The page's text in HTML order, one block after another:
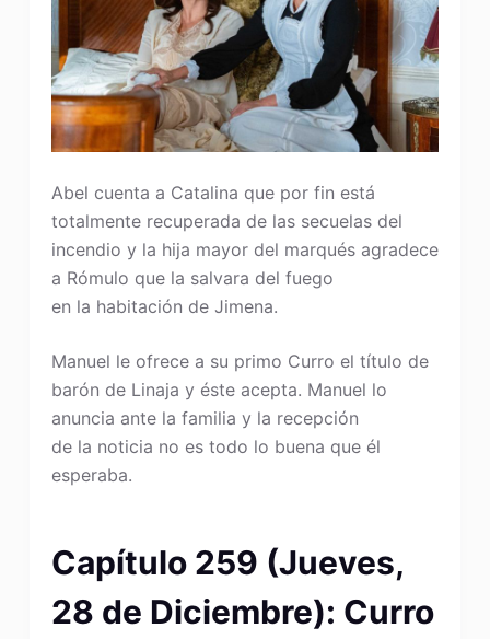
Abel cuenta a Catalina que por fin está
totalmente recuperada de las secuelas del
incendio y la hija mayor del marqués agradece
a Rómulo que la salvara del fuego
en la habitación de Jimena.
Manuel le ofrece a su primo Curro el título de
barón de Linaja y éste acepta. Manuel lo
anuncia ante la familia y la recepción
de la noticia no es todo lo buena que él
esperaba.
Capítulo 259 (Jueves,
28 de Diciembre): Curro